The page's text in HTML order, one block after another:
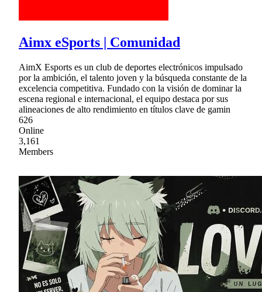
Aimx eSports | Comunidad
AimX Esports es un club de deportes electrónicos impulsado
por la ambición, el talento joven y la búsqueda constante de la
excelencia competitiva. Fundado con la visión de dominar la
escena regional e internacional, el equipo destaca por sus
alineaciones de alto rendimiento en títulos clave de gamin
626
Online
3,161
Members